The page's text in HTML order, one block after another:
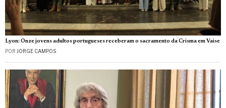
Lyon: Onze jovens adultos portugueses receberam o sacramento da Crisma em Vaise
POR JORGE CAMPOS